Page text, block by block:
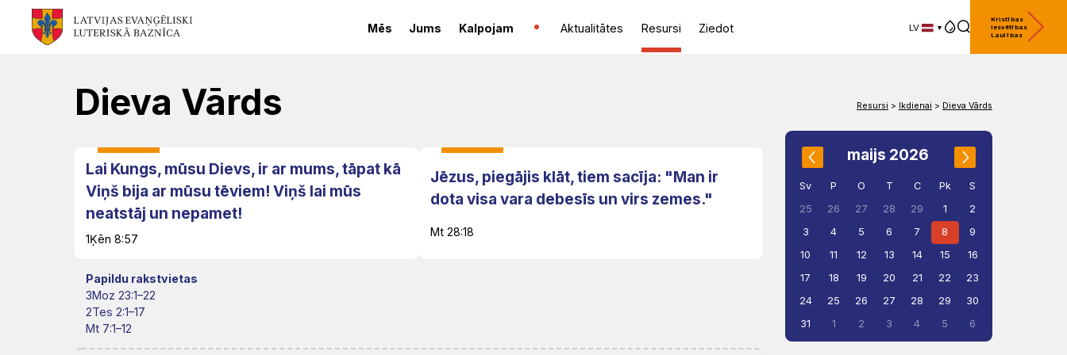
Mēs
personāls
Pārvalde
LELB
organizācijas
Kontakti
Jums
draudzi
Garīgais
atbalsts
Ģimenēm
un
jauniešiem
Kalpojam
atbalsts
(Diakonija)
Rekolekcijas
Kapelānu
dienests
Aktualitātes
Apmācības
Resursi
Fotogalerija
Video
audio
Svētdienas
Ziedot
LV
Kristības
Iesvētības
Laulības
Dieva Vārds Resursi > Ikdienai > Dieva Vārds
Lai Kungs, mūsu Dievs, ir ar mums, tāpat kā
Viņš bija ar mūsu tēviem! Viņš lai mūs
neatstāj un nepamet!
1Ķēn 8:57
Jēzus, piegājis klāt, tiem sacīja: "Man ir
dota visa vara debesīs un virs zemes."
Mt 28:18
Papildu rakstvietas
3Moz 23:1–22
2Tes 2:1–17
Mt 7:1–12
maijs 2026
Sv P O T C Pk
S
25
26 27 28 29 1
2
3
4 5 6 7 8
9
10
11 12 13 14 15
16
17
18 19 20 21 22
23
24
25 26 27 28 29
30
31
1 2 3 4 5 6